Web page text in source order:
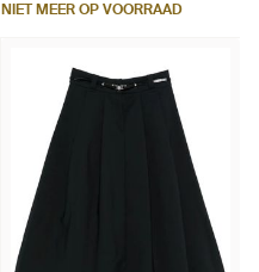
NIET MEER OP VOORRAAD